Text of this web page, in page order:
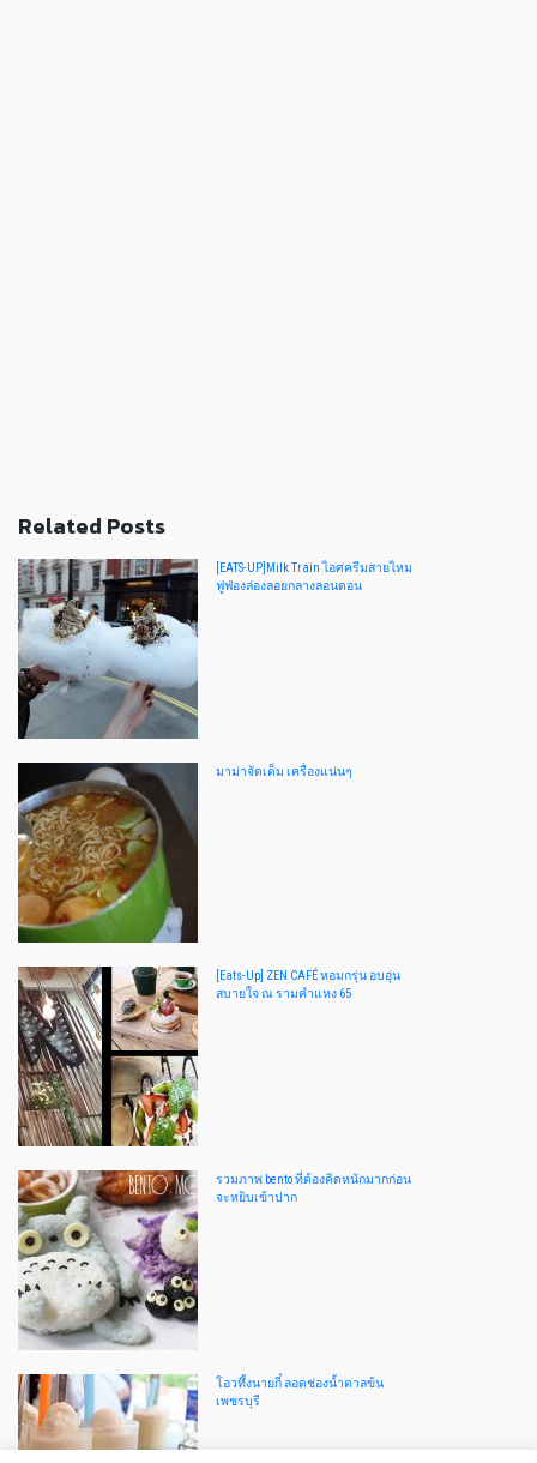
Related Posts
[EATS-UP]Milk Train ไอศครีมสายไหม
ฟูฟ่องล่องลอยกลางลอนดอน
มาม่าจัดเต็ม เครื่องแน่นๆ
[Eats-Up] ZEN CAFÉ หอมกรุ่น อบอุ่น
สบายใจ ณ รามคำแหง 65
รวมภาพ bento ที่ต้องคิดหนักมากก่อน
จะหยิบเข้าปาก
โอวทึ้งนายกี๋ ลอดช่องน้ำตาลข้น
เพชรบุรี